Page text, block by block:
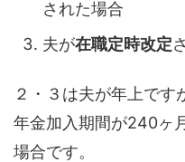
された場合
夫が在職定時改定
２・３は夫が年上です
年金加入期間が240ヶ
場合です。